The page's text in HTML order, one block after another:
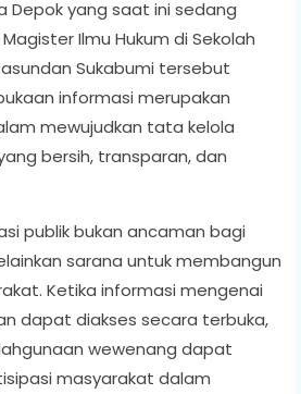
Depok yang saat ini sedang
Ilmu Hukum di Sekolah
Sukabumi tersebut
informasi merupakan
mewujudkan tata kelola
bersih, transparan, dan
publik bukan ancaman bagi
sarana untuk membangun
Ketika informasi mengenai
dapat diakses secara terbuka,
wewenang dapat
masyarakat dalam